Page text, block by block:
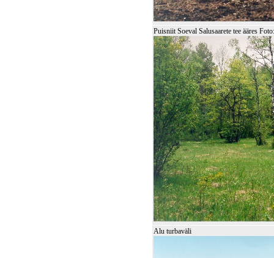
Puisniit Soeval Salusaarete tee ääres
Alu turbaväli